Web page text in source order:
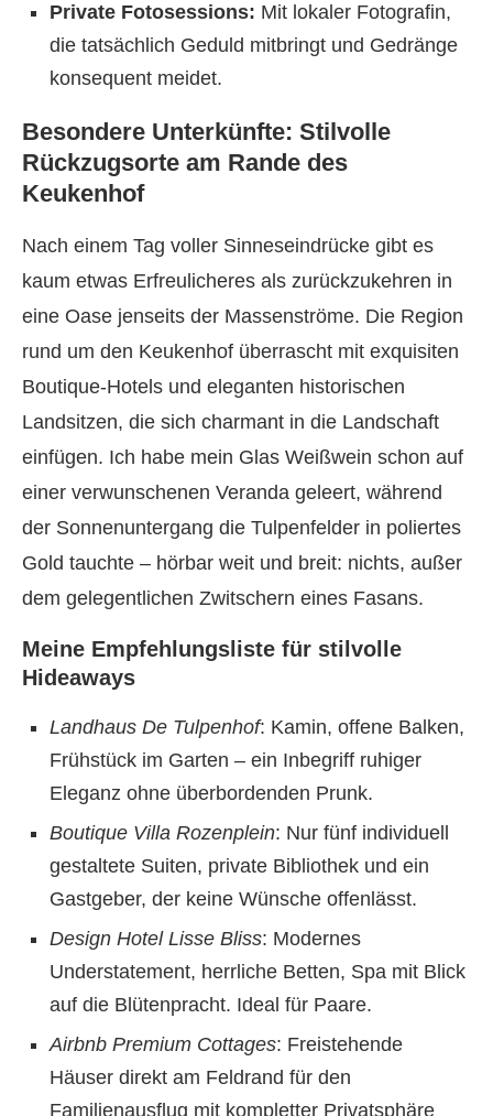
Private Fotosessions: Mit lokaler Fotografin,
die tatsächlich Geduld mitbringt und Gedränge
konsequent meidet.
Besondere Unterkünfte: Stilvolle
Rückzugsorte am Rande des
Keukenhof
Nach einem Tag voller Sinneseindrücke gibt es
kaum etwas Erfreulicheres als zurückzukehren in
eine Oase jenseits der Massenströme. Die Region
rund um den Keukenhof überrascht mit exquisiten
Boutique-Hotels und eleganten historischen
Landsitzen, die sich charmant in die Landschaft
einfügen. Ich habe mein Glas Weißwein schon auf
einer verwunschenen Veranda geleert, während
der Sonnenuntergang die Tulpenfelder in poliertes
Gold tauchte – hörbar weit und breit: nichts, außer
dem gelegentlichen Zwitschern eines Fasans.
Meine Empfehlungsliste für stilvolle
Hideaways
Landhaus De Tulpenhof: Kamin, offene Balken,
Frühstück im Garten – ein Inbegriff ruhiger
Eleganz ohne überbordenden Prunk.
Boutique Villa Rozenplein: Nur fünf individuell
gestaltete Suiten, private Bibliothek und ein
Gastgeber, der keine Wünsche offenlässt.
Design Hotel Lisse Bliss: Modernes
Understatement, herrliche Betten, Spa mit Blick
auf die Blütenpracht. Ideal für Paare.
Airbnb Premium Cottages: Freistehende
Häuser direkt am Feldrand für den
Familienausflug mit kompletter Privatsphäre